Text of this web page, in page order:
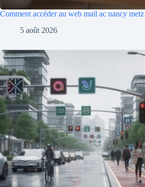
Comment accéder au web mail ac nancy
5 août 2026